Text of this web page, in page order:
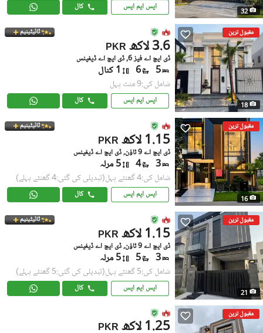
32 ایس ایم ایس کال
مقبول ترین
18
ٹائیٹینیم
PKR 3.6 لاکھ
ڈی ایچ اے فیز 6, ڈی ایچ اے ڈیفینس
5
6 1 کنال
شامل کی:9 منٹ پہل
ایس ایم ایس کال
مقبول ترین
16
ٹائیٹینیم
PKR 1.15 لاکھ
ڈی ایچ اے 9 ٹاؤن, ڈی ایچ اے ڈیفینس
3
4 5 مرلہ
شامل کی:4 گھنٹے پہل (تبدیلی کی گئی:4 گھنٹے پہلے)
ایس ایم ایس کال
مقبول ترین
21
ٹائیٹینیم
PKR 1.15 لاکھ
ڈی ایچ اے 9 ٹاؤن, ڈی ایچ اے ڈیفینس
3
5 5 مرلہ
شامل کی:5 گھنٹے پہل (تبدیلی کی گئی:5 گھنٹے پہلے)
ایس ایم ایس کال
مقبول ترین
PKR 1.25 لاکھ